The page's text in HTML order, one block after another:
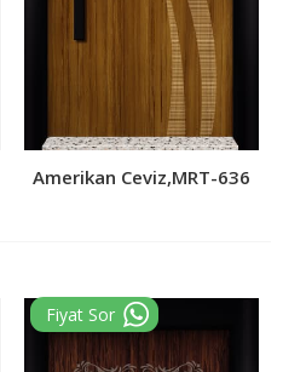
Amerikan Ceviz,MRT-636